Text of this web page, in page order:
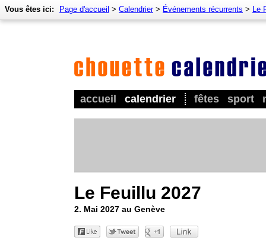
accueil calendrier fêtes sport
Vous êtes ici: Page d'accueil > Calendrier> Événements récurrents > Le
Le Feuillu 2027
2. Mai 2027 au Genève